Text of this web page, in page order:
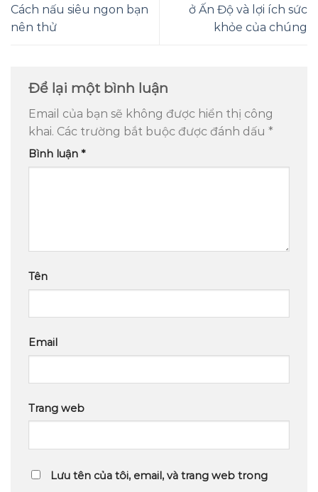
Cách nấu siêu ngon bạn
nên thử
ở Ấn Độ và lợi ích sức
khỏe của chúng
Để lại một bình luận
Email của bạn sẽ không được hiển thị công
khai. Các trường bắt buộc được đánh dấu *
Bình luận *
Tên
Email
Trang web
Lưu tên của tôi, email, và trang web trong